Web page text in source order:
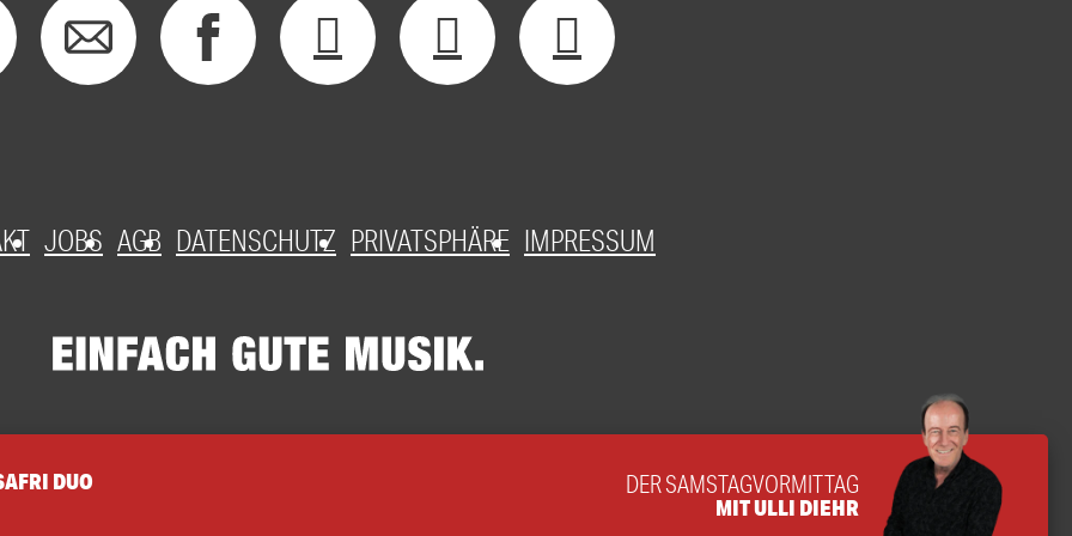
JOBS AGB DATENSCHUTZ PRIVATSPHÄRE IMPRESSUM
DUO
DER SAMSTAGVORMITTAG
MIT ULLI DIEHR